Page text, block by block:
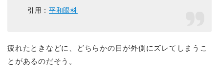
引用：平和眼科
疲れたときなどに、どちらかの目が外側にズレてしまうこ
とがあるのだそう。